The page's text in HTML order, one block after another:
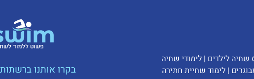
שחיה לילדים | לימודי שחיה
| לימוד שחיית חתירה
בקרו אותנו